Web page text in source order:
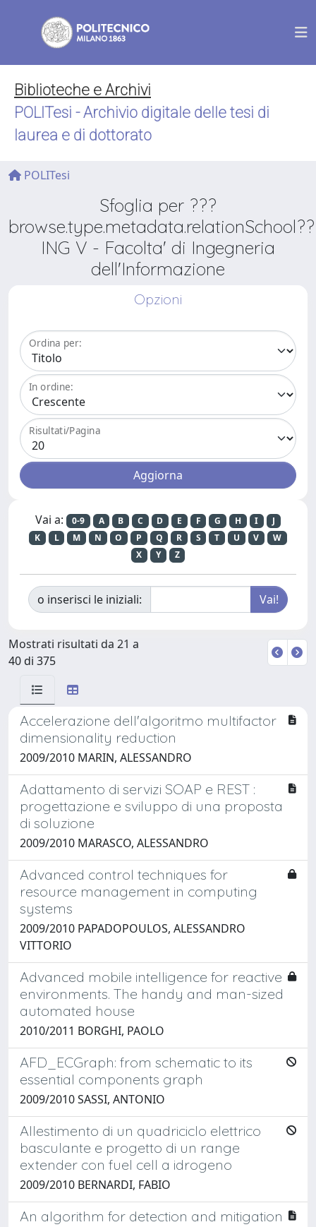
Biblioteche e Archivi
POLITesi - Archivio digitale delle tesi di
laurea e di dottorato
POLITesi
Sfoglia per ???
ING V - Facolta' di Ingegneria
dell'Informazione
Opzioni
Ordina per:
In ordine:
Risultati/Pagina
Vai a: 0-9 A B C D E F G H I
J
K
L M N O P Q R S T U V
W
X
Y Z
o inserisci le iniziali:
Mostrati risultati da 21 a
40 di 375
Accelerazione dell'algoritmo multifactor
dimensionality reduction
2009/2010 MARIN, ALESSANDRO
Adattamento di servizi SOAP e REST :
progettazione e sviluppo di una proposta
di soluzione
2009/2010 MARASCO, ALESSANDRO
Advanced control techniques for
resource management in computing
systems
2009/2010 PAPADOPOULOS, ALESSANDRO
VITTORIO
Advanced mobile intelligence for reactive
environments. The handy and man-sized
automated house
2010/2011 BORGHI, PAOLO
AFD_ECGraph: from schematic to its
essential components graph
2009/2010 SASSI, ANTONIO
Allestimento di un quadriciclo elettrico
basculante e progetto di un range
extender con fuel cell a idrogeno
2009/2010 BERNARDI, FABIO
An algorithm for detection and mitigation